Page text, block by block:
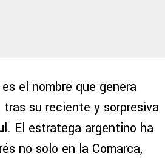
es el nombre que genera
su reciente y sorpresiva
. El estratega argentino ha
no solo en la Comarca,